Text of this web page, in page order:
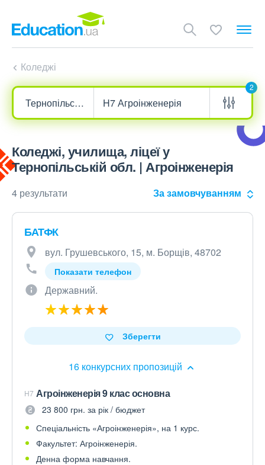
Коледжі
2
Коледжі, училища, ліцеї у
Тернопільській обл. | Агроінженерія
4 результати За замовчуванням
БАТФК
вул. Грушевського, 15, м. Борщів, 48702
Показати телефон
Державний.
16 конкурсних пропозицій
Зберегти
H7 Агроінженерія 9 клас основна
23 800 грн. за рік / бюджет
Спеціальність «Агроінженерія», на 1 курс.
Факультет: Агроінженерія.
Денна форма навчання.